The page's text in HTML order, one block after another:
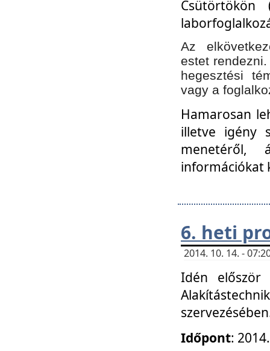
Az
estet
hegesztési
vagy a
Hamarosan
illetve igény
menetéről,
információkat
6. heti
2014. 10. 14. -
Idén
Időpont: